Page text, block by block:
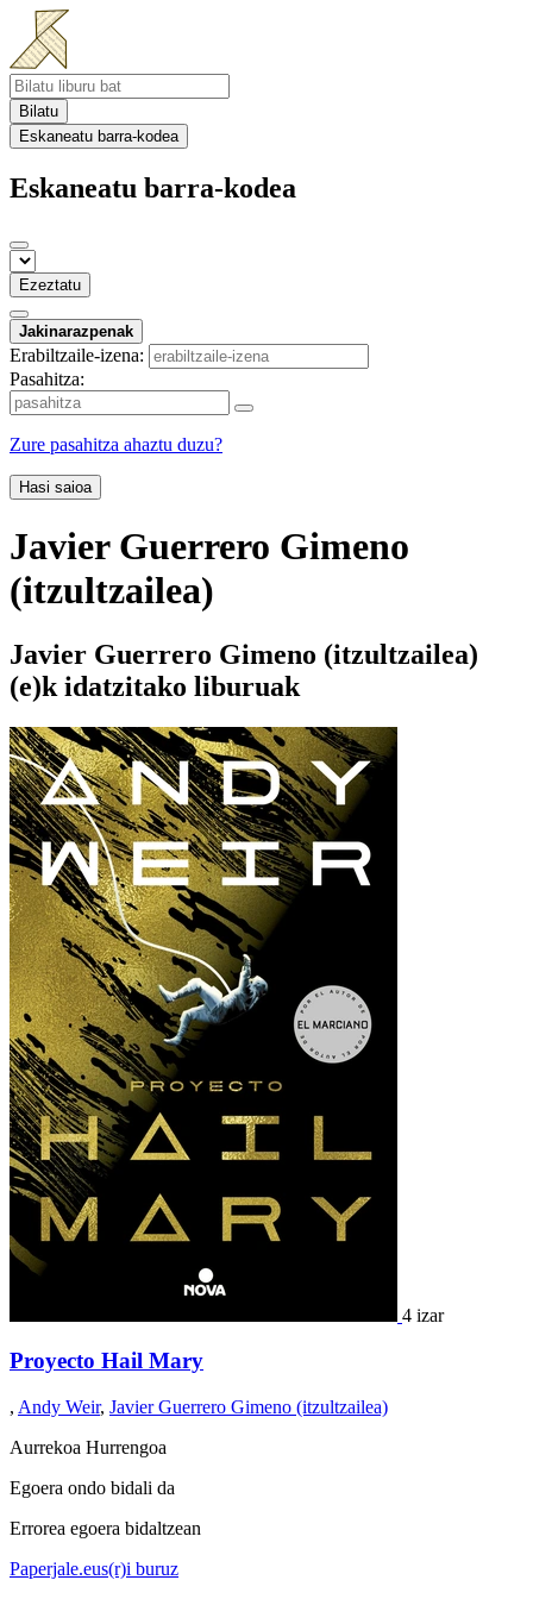
Bilatu
Eskaneatu barra-kodea
Eskaneatu barra-kodea
Ezeztatu
Jakinarazpenak
Erabiltzaile-izena:
Pasahitza:
Zure pasahitza ahaztu duzu?
Hasi saioa
Javier Guerrero Gimeno
(itzultzailea)
Javier Guerrero Gimeno (itzultzailea)
(e)k idatzitako liburuak
4 izar
Proyecto Hail Mary
, Andy Weir, Javier Guerrero Gimeno (itzultzailea)
Aurrekoa Hurrengoa
Egoera ondo bidali da
Errorea egoera bidaltzean
Paperjale.eus(r)i buruz